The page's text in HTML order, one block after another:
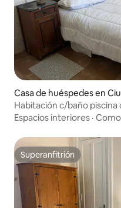
Casa de huéspedes en
Habitación c/baño
Espacios interiores ·
Superanfitrión
Superanfitrión